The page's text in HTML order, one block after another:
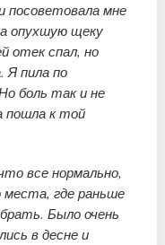
посоветовала мне
опухшую щеку
отек спал, но
Я пила по
боль так и не
пошла к той
все нормально,
где раньше
Было очень
в десне и